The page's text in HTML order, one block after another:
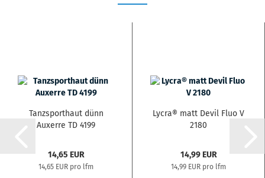
Tanzsporthaut dünn
Auxerre TD 4199
14,65 EUR
14,65 EUR pro lfm
Lycra® matt Devil Fluo V
2180
14,99 EUR
14,99 EUR pro lfm